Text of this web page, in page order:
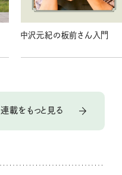
中沢元紀の板前さん入門
連載をもっと見る